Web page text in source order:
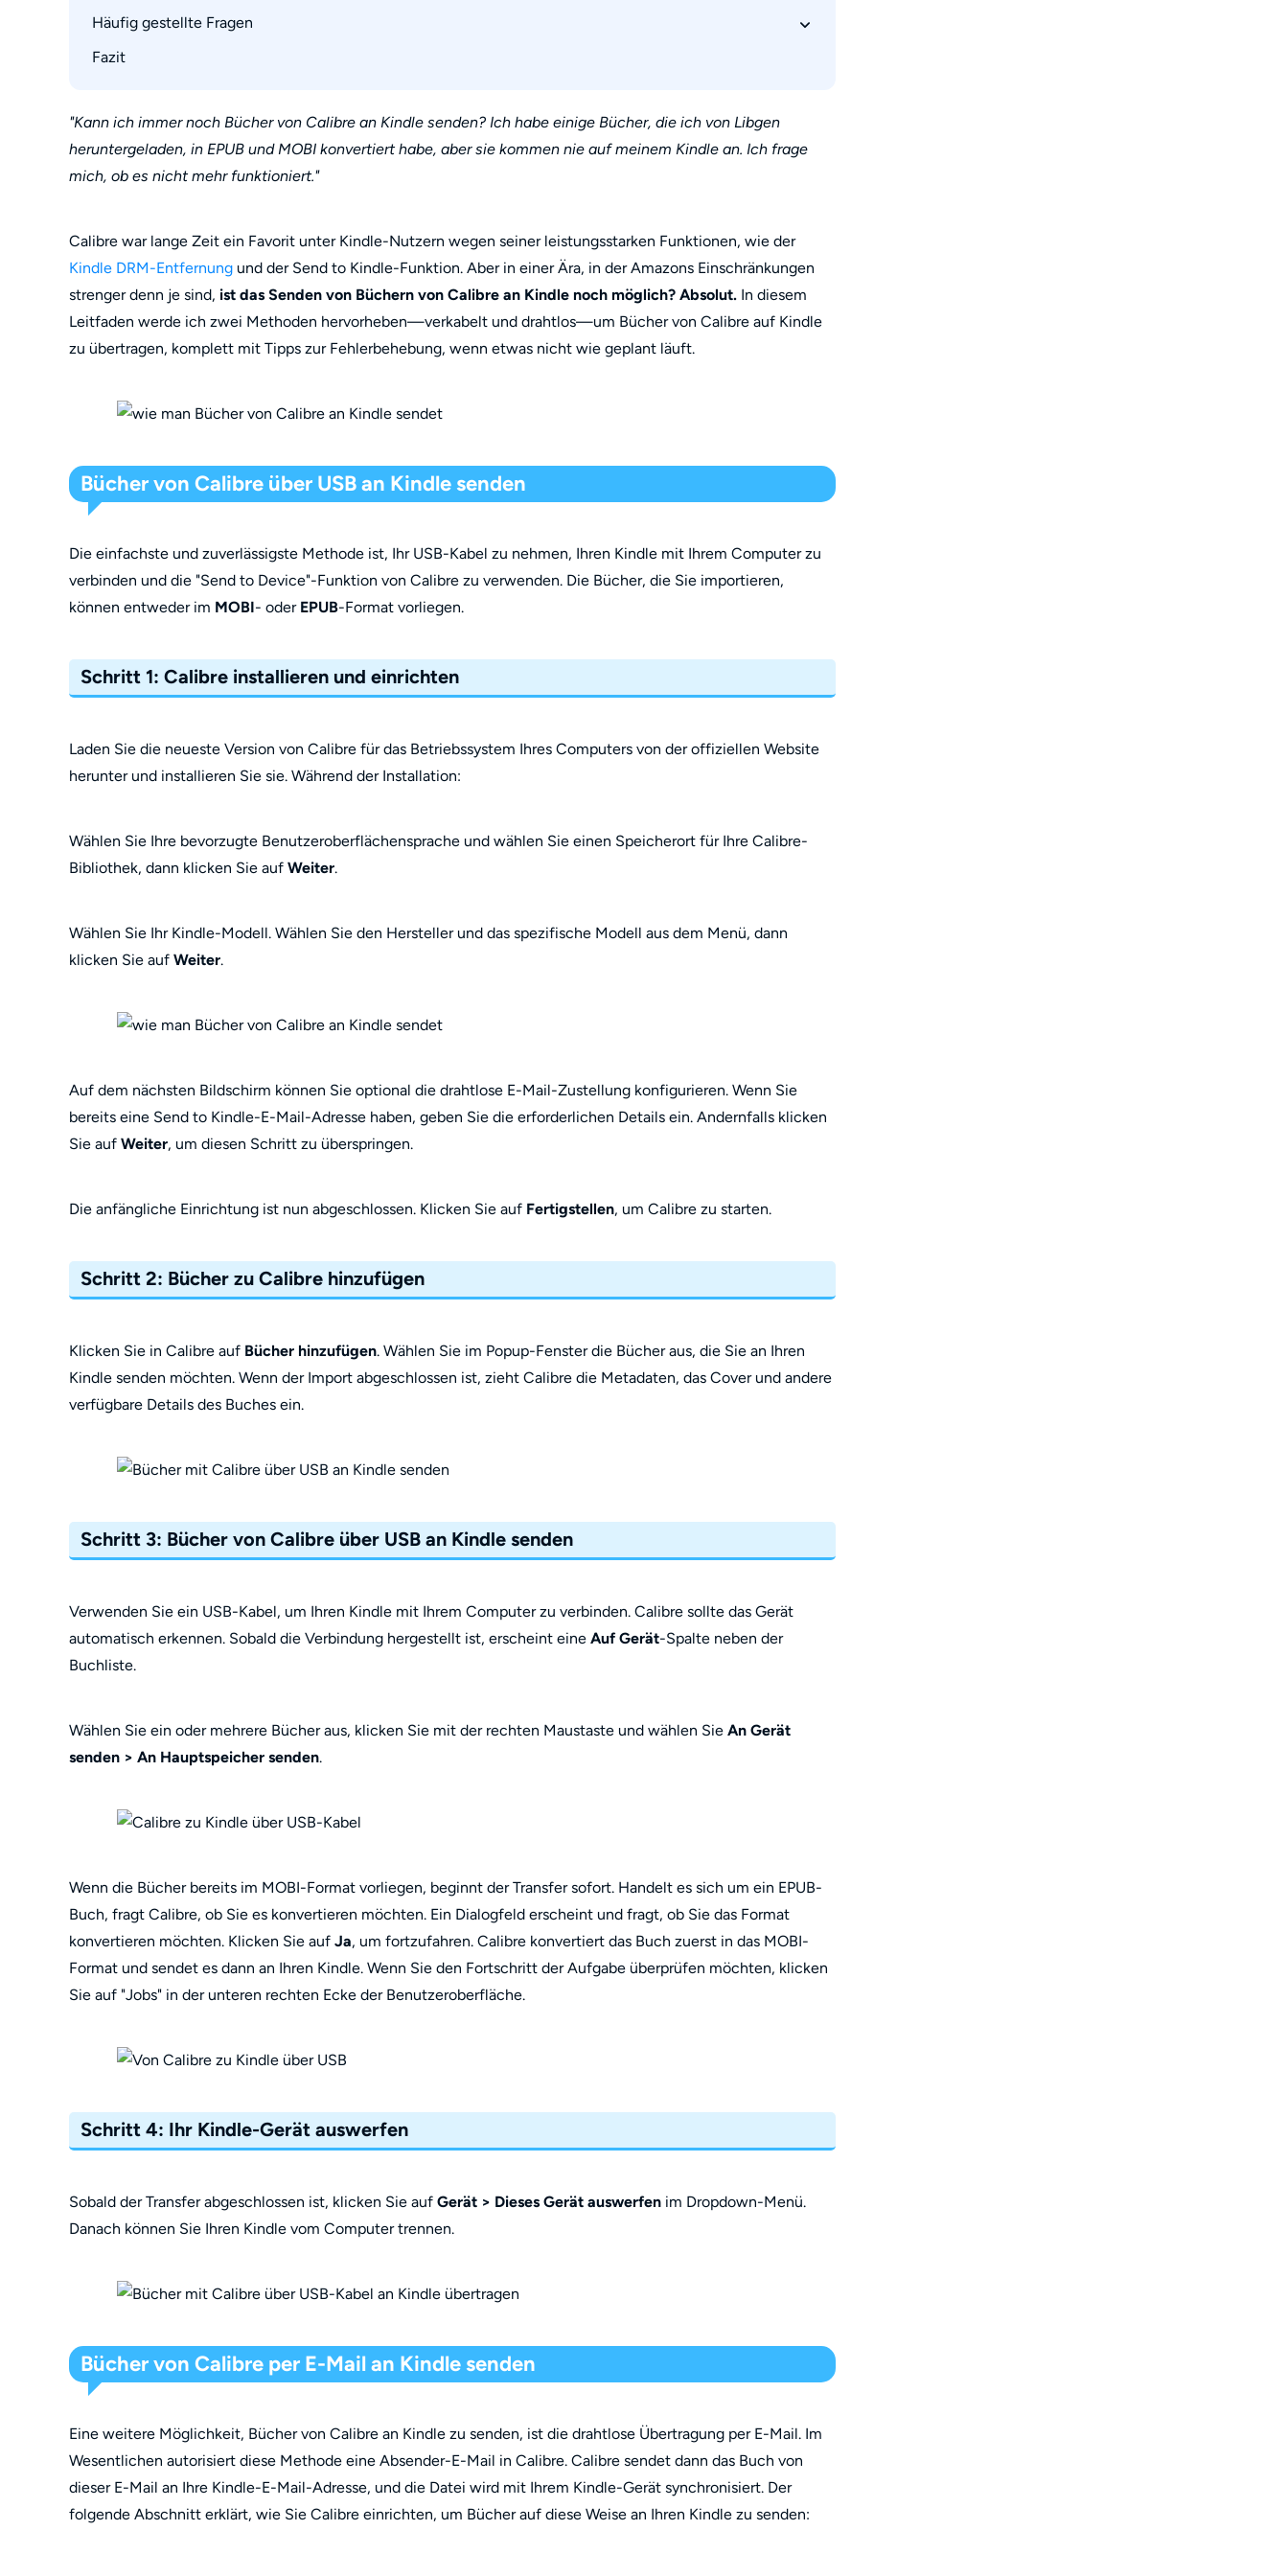
Schritt 3: Bücher von Calibre über USB an Kindle senden
Schritt 2: Whitelist Ihre Absender-E-Mail bei Amazon
Schritt 3: Generieren Sie ein Gmail-APP-Passwort für Calibre
1. Test-E-Mail schlägt mit Gmail fehl (SMTP 535 / BadCredentials)
2. E999 „Send to Kindle Internal Error“
Häufig gestellte Fragen
Warum kann ich AZW3 und MOBI nicht an meine Kindle-E-Mail senden?
Kann ich Kindle-Bücher auf andere Geräte übertragen?
Fazit
"Kann ich immer noch Bücher von Calibre an Kindle senden? Ich habe einige Bücher, die ich von Libgen
heruntergeladen, in EPUB und MOBI konvertiert habe, aber sie kommen nie auf meinem Kindle an. Ich frage
mich, ob es nicht mehr funktioniert."
Calibre war lange Zeit ein Favorit unter Kindle-Nutzern wegen seiner leistungsstarken Funktionen, wie der
Kindle DRM-Entfernung und der Send to Kindle-Funktion. Aber in einer Ära, in der Amazons Einschränkungen
strenger denn je sind, ist das Senden von Büchern von Calibre an Kindle noch möglich? Absolut. In diesem
Leitfaden werde ich zwei Methoden hervorheben—verkabelt und drahtlos—um Bücher von Calibre auf Kindle
zu übertragen, komplett mit Tipps zur Fehlerbehebung, wenn etwas nicht wie geplant läuft.
Bücher von Calibre über USB an Kindle senden
Die einfachste und zuverlässigste Methode ist, Ihr USB-Kabel zu nehmen, Ihren Kindle mit Ihrem Computer zu
verbinden und die "Send to Device"-Funktion von Calibre zu verwenden. Die Bücher, die Sie importieren,
können entweder im MOBI- oder EPUB-Format vorliegen.
Schritt 1: Calibre installieren und einrichten
Laden Sie die neueste Version von Calibre für das Betriebssystem Ihres Computers von der offiziellen Website
herunter und installieren Sie sie. Während der Installation:
Wählen Sie Ihre bevorzugte Benutzeroberflächensprache und wählen Sie einen Speicherort für Ihre Calibre-
Bibliothek, dann klicken Sie auf Weiter.
Wählen Sie Ihr Kindle-Modell. Wählen Sie den Hersteller und das spezifische Modell aus dem Menü, dann
klicken Sie auf Weiter.
Auf dem nächsten Bildschirm können Sie optional die drahtlose E-Mail-Zustellung konfigurieren. Wenn Sie
bereits eine Send to Kindle-E-Mail-Adresse haben, geben Sie die erforderlichen Details ein. Andernfalls klicken
Sie auf Weiter, um diesen Schritt zu überspringen.
Die anfängliche Einrichtung ist nun abgeschlossen. Klicken Sie auf Fertigstellen, um Calibre zu starten.
Schritt 2: Bücher zu Calibre hinzufügen
Klicken Sie in Calibre auf Bücher hinzufügen. Wählen Sie im Popup-Fenster die Bücher aus, die Sie an Ihren
Kindle senden möchten. Wenn der Import abgeschlossen ist, zieht Calibre die Metadaten, das Cover und andere
verfügbare Details des Buches ein.
Schritt 3: Bücher von Calibre über USB an Kindle senden
Verwenden Sie ein USB-Kabel, um Ihren Kindle mit Ihrem Computer zu verbinden. Calibre sollte das Gerät
automatisch erkennen. Sobald die Verbindung hergestellt ist, erscheint eine Auf Gerät-Spalte neben der
Buchliste.
Wählen Sie ein oder mehrere Bücher aus, klicken Sie mit der rechten Maustaste und wählen Sie An Gerät
senden > An Hauptspeicher senden.
Wenn die Bücher bereits im MOBI-Format vorliegen, beginnt der Transfer sofort. Handelt es sich um ein EPUB-
Buch, fragt Calibre, ob Sie es konvertieren möchten. Ein Dialogfeld erscheint und fragt, ob Sie das Format
konvertieren möchten. Klicken Sie auf Ja, um fortzufahren. Calibre konvertiert das Buch zuerst in das MOBI-
Format und sendet es dann an Ihren Kindle. Wenn Sie den Fortschritt der Aufgabe überprüfen möchten, klicken
Sie auf "Jobs" in der unteren rechten Ecke der Benutzeroberfläche.
Schritt 4: Ihr Kindle-Gerät auswerfen
Sobald der Transfer abgeschlossen ist, klicken Sie auf Gerät > Dieses Gerät auswerfen im Dropdown-Menü.
Danach können Sie Ihren Kindle vom Computer trennen.
Bücher von Calibre per E-Mail an Kindle senden
Eine weitere Möglichkeit, Bücher von Calibre an Kindle zu senden, ist die drahtlose Übertragung per E-Mail. Im
Wesentlichen autorisiert diese Methode eine Absender-E-Mail in Calibre. Calibre sendet dann das Buch von
dieser E-Mail an Ihre Kindle-E-Mail-Adresse, und die Datei wird mit Ihrem Kindle-Gerät synchronisiert. Der
folgende Abschnitt erklärt, wie Sie Calibre einrichten, um Bücher auf diese Weise an Ihren Kindle zu senden: